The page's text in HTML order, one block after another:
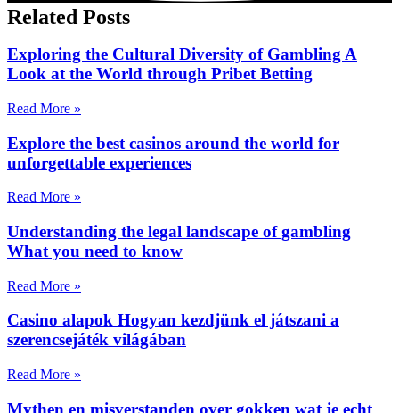
Related Posts
Exploring the Cultural Diversity of Gambling A
Look at the World through Pribet Betting
Read More »
Explore the best casinos around the world for
unforgettable experiences
Read More »
Understanding the legal landscape of gambling
What you need to know
Read More »
Casino alapok Hogyan kezdjünk el játszani a
szerencsejáték világában
Read More »
Mythen en misverstanden over gokken wat je echt